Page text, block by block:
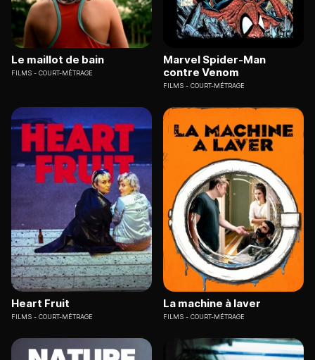
Le maillot de bain
FILMS COURT-MÉTRAGE
Marvel Spider-Man
contre Venom
FILMS COURT-MÉTRAGE
Heart Fruit
FILMS COURT-MÉTRAGE
La machine à laver
FILMS COURT-MÉTRAGE